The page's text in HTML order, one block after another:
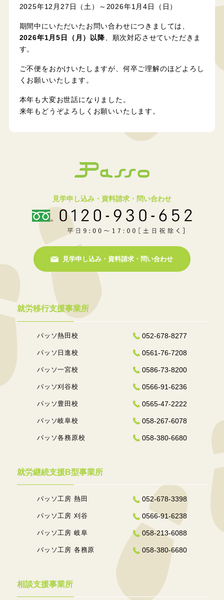
2025年12月27日（土）～2026年1月4日（日）
期間中にいただいたお問い合わせにつきましては、
2026年1月5日（月）以降、順次対応させていただきま
す。
ご不便をおかけいたしますが、何卒ご理解のほどよろし
くお願いいたします。
本年も大変お世話になりました。
来年もどうぞよろしくお願いいたします。
見学申し込み・資料請求・問い合わせ
見学申し込み・資料請求・問い合わせ
就労移行支援事業所
パッソ熱田校 052-678-8277
パッソ日進校 0561-76-7208
パッソ一宮校 0586-73-8200
パッソ刈谷校 0566-91-6236
パッソ豊田校 0565-47-2222
パッソ岐阜校 058-267-6078
パッソ各務原校 058-380-6680
就労継続支援B型事業所
パッソ工房 熱田 052-678-3398
パッソ工房 刈谷 0566-91-6238
パッソ工房 岐阜 058-213-6088
パッソ工房 各務原 058-380-6680
相談支援事業所